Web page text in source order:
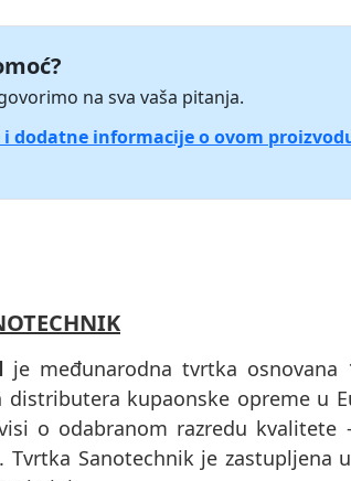
na sva vaša pitanja.
i dodatne informacije o ovom
je međunarodna tvrtka
kupaonske opreme u
o odabranom razredu kvalitete
Tvrtka Sanotechnik je zastupljena